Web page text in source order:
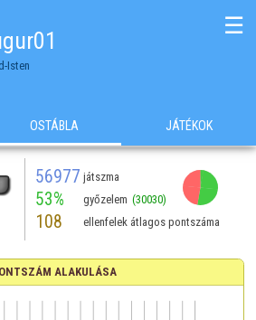
Isten
☰
OSTÁBLA JÁTÉKOK
56977 játszma
53% győzelem (30030)
108 ellenfelek átlagos pontszáma
ALAKULÁSA